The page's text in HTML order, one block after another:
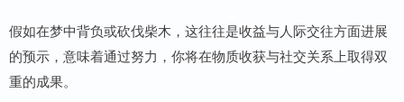
假如在梦中背负或砍伐柴木，这往往是收益与人际交往方面进展
的预示，意味着通过努力，你将在物质收获与社交关系上取得双
重的成果。